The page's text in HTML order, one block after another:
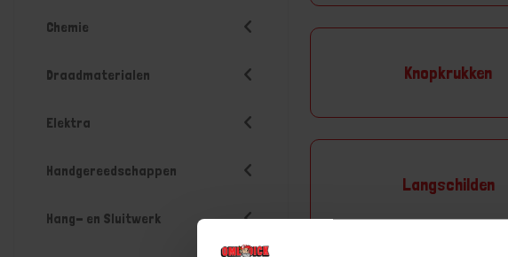
Chemie
Draadmaterialen
Elektra
Handgereedschappen
Hang- en Sluitwerk
Knopkrukken
Langschilden